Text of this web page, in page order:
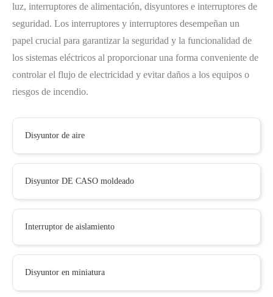
luz, interruptores de alimentación, disyuntores e interruptores de
seguridad. Los interruptores y interruptores desempeñan un
papel crucial para garantizar la seguridad y la funcionalidad de
los sistemas eléctricos al proporcionar una forma conveniente de
controlar el flujo de electricidad y evitar daños a los equipos o
riesgos de incendio.
Disyuntor de aire
Disyuntor DE CASO moldeado
Interruptor de aislamiento
Disyuntor en miniatura